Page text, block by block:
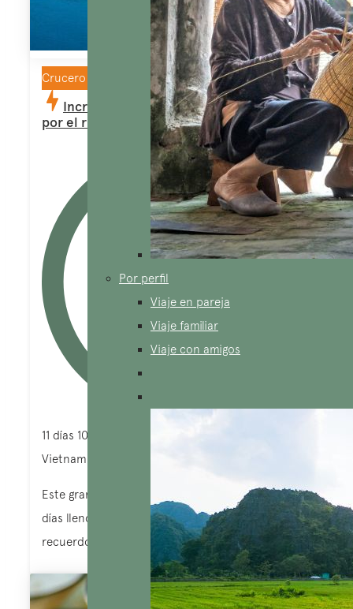
Por perfil
Viaje en pareja
Viaje familiar
Viaje con amigos
Crucero
Increíble viaje de Vietnam y Camboya
por el río Mekong
11 días 10 noches
Vietnam del Sur, Camboya
Este gran circuito-crucero de ensueño le ofrecerá
días llenos de emociones, descubrimientos y
recuerdos inolvidables a lo largo de la vida fluvial.